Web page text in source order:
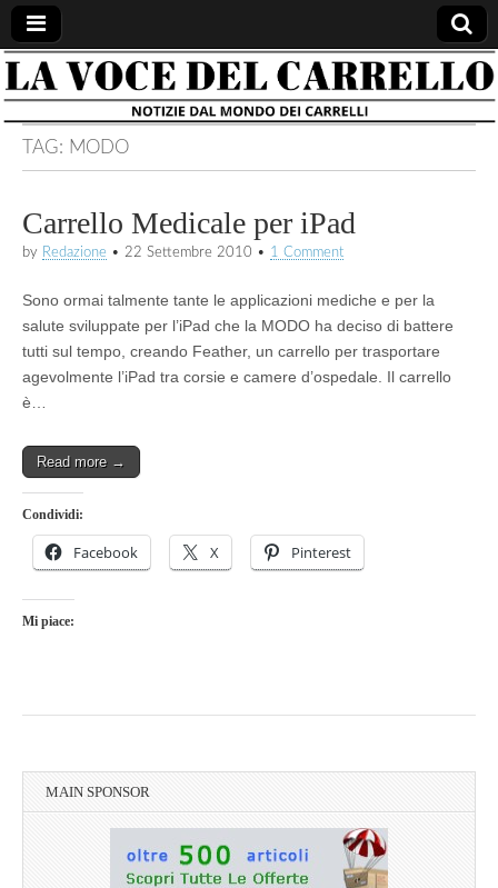
la voce
del
carrello
notizie
dal
mondo
dei
TAG: MODO
Carrello Medicale per iPad
by Redazione • 22 Settembre 2010 • 1 Comment
Sono ormai talmente tante le applicazioni mediche e per la
salute sviluppate per l’iPad che la MODO ha deciso di battere
tutti sul tempo, creando Feather, un carrello per trasportare
agevolmente l’iPad tra corsie e camere d’ospedale. Il carrello
è…
Read more →
Condividi:
Facebook X Pinterest
Mi piace:
MAIN SPONSOR